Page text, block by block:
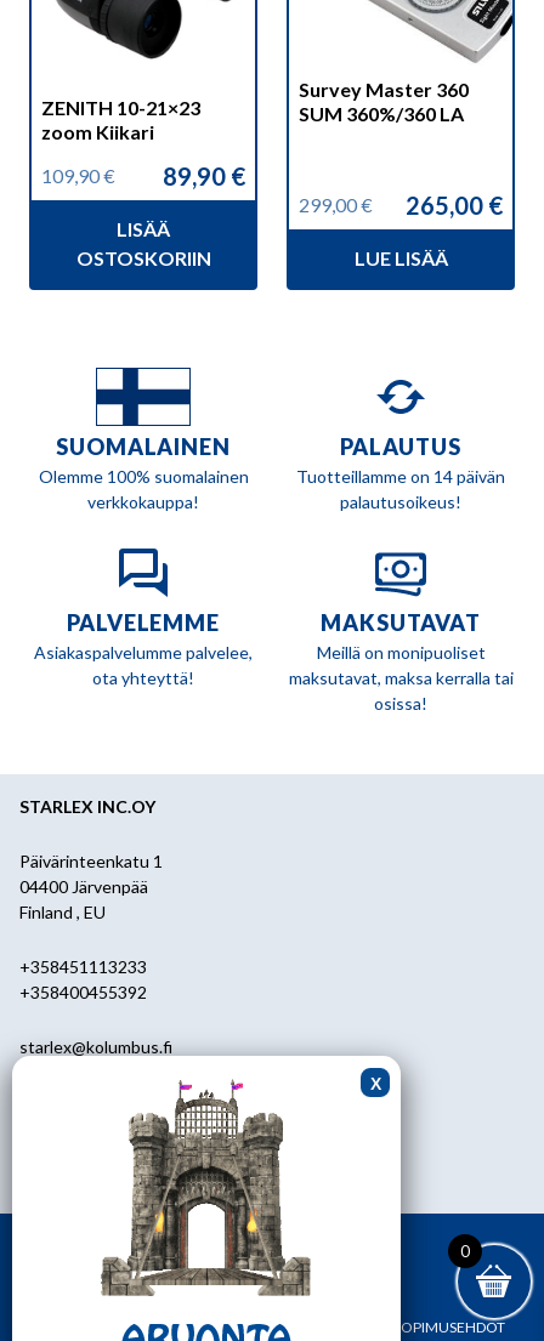
ZENITH 10-21×23
zoom Kiikari
109,90€
Alkuperäinen
hinta
109,90 €.
89,90 €
Nykyinen
hinta
89,90 €.
LISÄÄ
OSTOSKORIIN
Survey Master 360
SUM 360%/360 LA
299,00€
Alkuperäinen
hinta
299,00 €.
265,00 €
Nykyinen
hinta
265,00 €.
LUE LISÄÄ
SUOMALAINEN
Olemme 100% suomalainen
verkkokauppa!
PALAUTUS
Tuotteillamme on 14 päivän
palautusoikeus!
PALVELEMME
Asiakaspalvelumme palvelee,
ota yhteyttä!
MAKSUTAVAT
Meillä on monipuoliset
maksutavat, maksa kerralla tai
osissa!
STARLEX INC.OY
Päivärinteenkatu 1
04400 Järvenpää
Finland , EU
+358451113233
+358400455392
starlex@kolumbus.fi
ark.klo 08.30-17.00
YHTEYSTIEDOT OMA TILI TILAUS- JA SOPIMUSEHDOT
0